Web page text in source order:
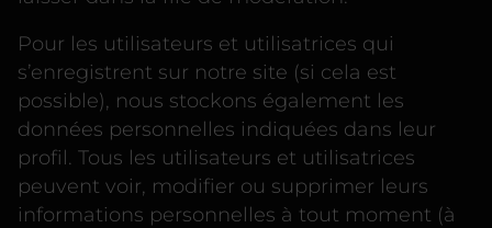
Pour les utilisateurs et utilisatrices qui
s’enregistrent sur notre site (si cela est
possible), nous stockons également les
données personnelles indiquées dans leur
profil. Tous les utilisateurs et utilisatrices
peuvent voir, modifier ou supprimer leurs
informations personnelles à tout moment (à